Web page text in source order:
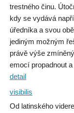
trestného činu.
kdy se vydává
úředníka a svou
jediným možným
právě výše
emocí propadnout
detail
visibilis
Od latinského